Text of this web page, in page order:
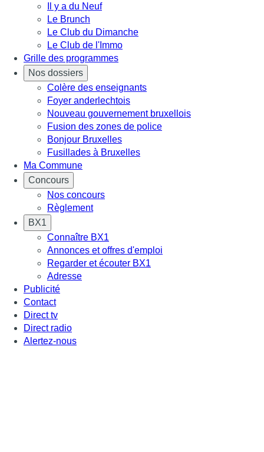
Il y a du Neuf
Le Brunch
Le Club du Dimanche
Le Club de l'Immo
Grille des programmes
Nos dossiers
Colère des enseignants
Foyer anderlechtois
Nouveau gouvernement bruxellois
Fusion des zones de police
Bonjour Bruxelles
Fusillades à Bruxelles
Ma Commune
Concours
Nos concours
Règlement
BX1
Connaître BX1
Annonces et offres d'emploi
Regarder et écouter BX1
Adresse
Publicité
Contact
Direct tv
Direct radio
Alertez-nous